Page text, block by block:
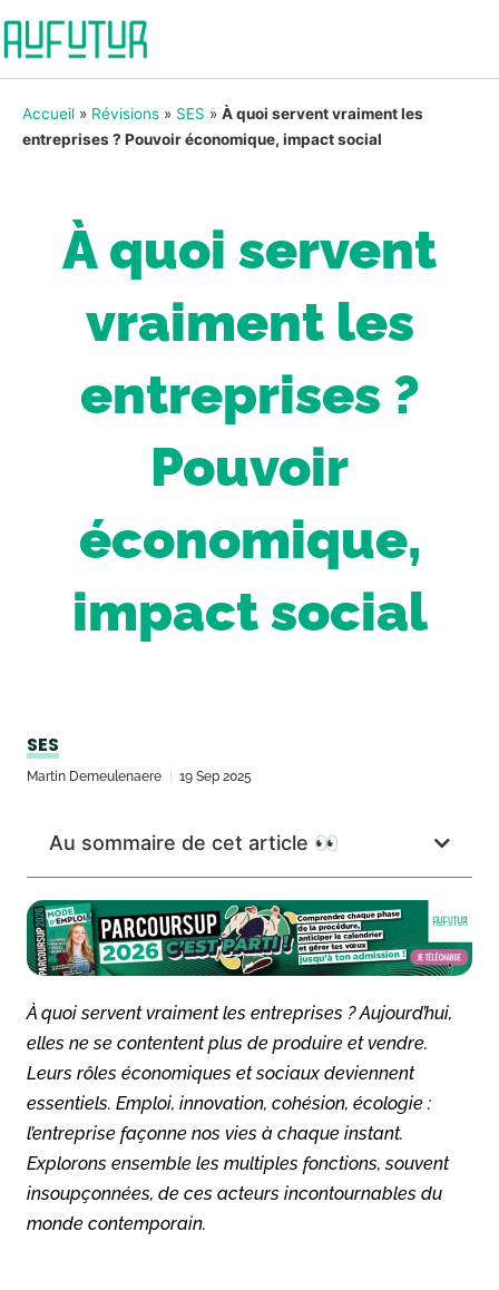
Accueil » Révisions » SES » À quoi servent vraiment les
entreprises ? Pouvoir économique, impact social
À quoi servent
vraiment les
entreprises ?
Pouvoir
économique,
impact social
SES
Martin Demeulenaere 19 Sep 2025
Au sommaire de cet article 👀
À quoi servent vraiment les entreprises ? Aujourd’hui,
elles ne se contentent plus de produire et vendre.
Leurs rôles économiques et sociaux deviennent
essentiels. Emploi, innovation, cohésion, écologie :
l’entreprise façonne nos vies à chaque instant.
Explorons ensemble les multiples fonctions, souvent
insoupçonnées, de ces acteurs incontournables du
monde contemporain.